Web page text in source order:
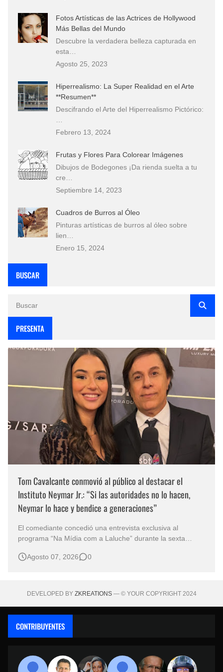
Fotos Artísticas de las Actrices de Hollywood
Más Bellas del Mundo
Descubre la verdadera belleza capturada en
esta…
Agosto 25, 2023
Hiperrealismo: La Super Realidad en el Arte
**Resumen**
Descifrando el Arte del Hiperrealismo Pictórico:
Febrero 13, 2024
Frutas y Flores Para Colorear Imágenes
Dibujos de Bodegones ¡Da rienda suelta a tu
cre…
Septiembre 14, 2023
Cuadros de Burros al Óleo
Pinturas artísticas de burros al óleo sobre
lien…
Enero 15, 2024
BUSCAR
PRESENTA
Tom Cavalcante conmovió al público al destacar el
Instituto Neymar Jr.: “Si las autoridades no lo hacen,
Neymar lo hace y bendice a generaciones”
El comediante concedió una entrevista exclusiva al
programa “Na Mídia com a Laluche” durante la sexta
eventos benéficos más importantes de Brasil. En medio del
Agosto 07, 2026 0
DEVELOPED BY ZKREATIONS— © YOUR COPYRIGHT 2024
CONTRIBUYENTES